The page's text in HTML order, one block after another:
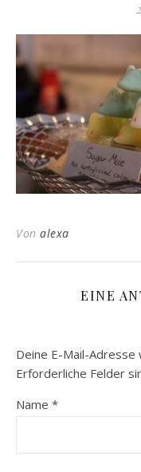
Von alexa
EINE
Deine E-Mail-
Erforderliche Felder
Name *